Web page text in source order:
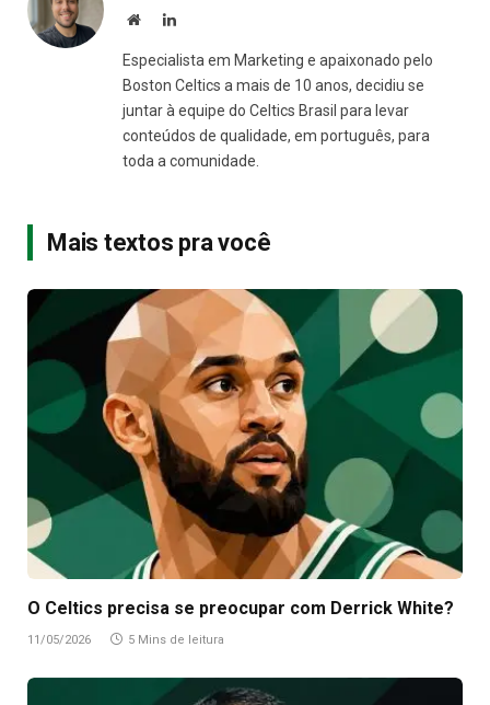
Site LinkedIn
Especialista em Marketing e apaixonado pelo
Boston Celtics a mais de 10 anos, decidiu se
juntar à equipe do Celtics Brasil para levar
conteúdos de qualidade, em português, para
toda a comunidade.
Mais textos pra você
O Celtics precisa se preocupar com Derrick White?
11/05/2026 5 Mins de leitura